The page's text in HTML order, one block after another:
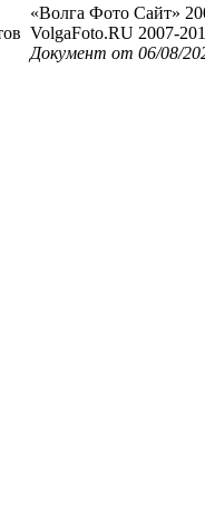
«Волга Фото Сайт»
VolgaFoto.RU 2007-
Документ от 06/08/